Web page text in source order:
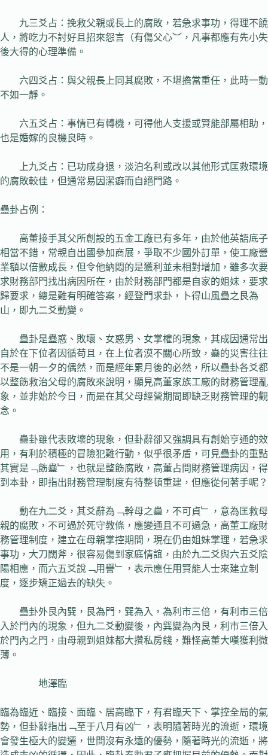
九三爻占：挽救父親或長上的腐敗，若急求事功，得理不饒
人，將吃力不討好且招來怨言（有傷父心︶，凡事都應有先小失
後大得的心理準備。
六四爻占：與父親長上同其腐敗，不堪擔當重任，此時一動
不如一靜。
六五爻占：事情已有轉機，可得他人支援或賢能部屬相助，
也是婚嫁的良機良時。
上九爻占：已功成身退，淡泊名利或改以其他形式匡救環境
的腐敗較佳，但通常易因潔癖而自絕門路。
蠱卦占例：
高董接手其父所創設的五金工廠已有多年，由於他英語底子
相當不錯，常親自出國參加商展，爭取不少國外訂單，使工廠營
業額以倍數成長，但令他納悶的是獲利並未相對增加，雖多次要
求財務部門找出病因所在，由於財務部門都是自家的姐妹，要求
歸要求，總是難有明確答案，經登門求卦，卜得山風蠱之艮為
山，即九二爻動變。
蠱卦是蠱惑、敗壞、女惑男、女掌權的現象，其成因通常出
自於在下位者因循苟且，在上位者漠不關心所致，蠱的災害往往
不是一朝一夕的偶然，而是經年累月後的必然，所以蠱卦各爻都
以整飭救治父母的腐敗來說明，顯見高董家族工廠的財務管理亂
象，並非始於今日，而是在其父母經營期間即缺乏財務管理的觀
念。
蠱卦雖代表敗壞的現象，但卦辭卻又強調具有創始亨通的效
用，有利於積極的冒險犯難行動，似乎很矛盾，可見蠱卦的重點
其實是﹁飭蠱﹂，也就是整飭腐敗，高董占問財務管理病因，得
到本卦，即指出財務管理制度有待整頓重建，但應從何著手呢？
動在九二爻，其爻辭為﹁幹母之蠱，不可貞﹂，意為匡救母
親的腐敗，不可過於死守教條，應變通且不可過急，高董工廠財
務管理制度，建立在母親掌控期間，現在仍由姐妹掌理，若急求
事功，大刀闊斧，很容易傷到家庭情誼，由於九二爻與六五爻陰
陽相應，而六五爻說﹁用譽﹂，表示應任用賢能人士來建立制
度，逐步矯正過去的缺失。
蠱卦外艮內巽，艮為門，巽為入，為利市三倍，有利市三倍
入於門內的現象，但九二爻動變後，內巽變為內艮，利市三倍入
於門內之門，由母親到姐妹都大攢私房錢，難怪高董大嘆獲利微
薄。
地澤臨
臨為臨近、臨接、面臨、居高臨下，有君臨天下、掌控全局的氣
勢，但卦辭指出﹁至于八月有凶﹂，表明隨著時光的流逝，環境
會發生極大的變遷，世間沒有永遠的優勢，隨著時光的流逝，將